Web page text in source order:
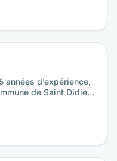
années d’expérience,
de Saint Didier